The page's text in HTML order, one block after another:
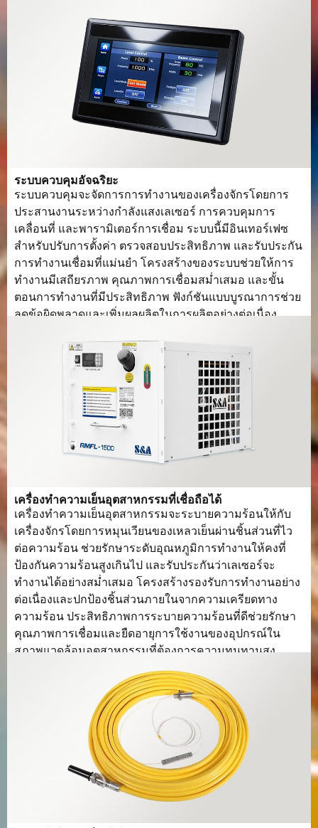
ระบบควบคุมอัจฉริยะ
ระบบควบคุมจะจัดการการทำงานของเครื่องจักรโดยการ
ประสานงานระหว่างกำลังแสงเลเซอร์ การควบคุมการ
เคลื่อนที่ และพารามิเตอร์การเชื่อม ระบบนี้มีอินเทอร์เฟซ
สำหรับปรับการตั้งค่า ตรวจสอบประสิทธิภาพ และรับประกัน
การทำงานเชื่อมที่แม่นยำ โครงสร้างของระบบช่วยให้การ
ทำงานมีเสถียรภาพ คุณภาพการเชื่อมสม่ำเสมอ และขั้น
ตอนการทำงานที่มีประสิทธิภาพ ฟังก์ชันแบบบูรณาการช่วย
ลดข้อผิดพลาดและเพิ่มผลผลิตในการผลิตอย่างต่อเนื่อง.
เครื่องทำความเย็นอุตสาหกรรมที่เชื่อถือได้
เครื่องทำความเย็นอุตสาหกรรมจะระบายความร้อนให้กับ
เครื่องจักรโดยการหมุนเวียนของเหลวเย็นผ่านชิ้นส่วนที่ไว
ต่อความร้อน ช่วยรักษาระดับอุณหภูมิการทำงานให้คงที่
ป้องกันความร้อนสูงเกินไป และรับประกันว่าเลเซอร์จะ
ทำงานได้อย่างสม่ำเสมอ โครงสร้างรองรับการทำงานอย่าง
ต่อเนื่องและปกป้องชิ้นส่วนภายในจากความเครียดทาง
ความร้อน ประสิทธิภาพการระบายความร้อนที่ดีช่วยรักษา
คุณภาพการเชื่อมและยืดอายุการใช้งานของอุปกรณ์ใน
สภาพแวดล้อมอุตสาหกรรมที่ต้องการความทนทานสูง.